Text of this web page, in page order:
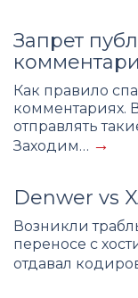
Запрет
Как правило
комментариях.
отправлять
Заходим… →
Denwer vs
Возникли
переносе с
отдавал